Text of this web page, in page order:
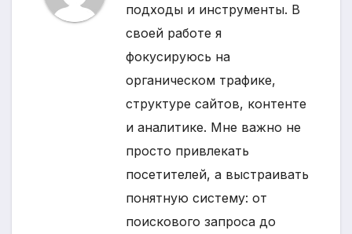
подходы и инструменты. В
своей работе я
фокусируюсь на
органическом трафике,
структуре сайтов, контенте
и аналитике. Мне важно не
просто привлекать
посетителей, а выстраивать
понятную систему: от
поискового запроса до